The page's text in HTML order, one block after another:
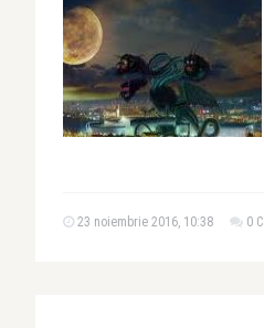
23 noiembrie 2016, 10:38 0